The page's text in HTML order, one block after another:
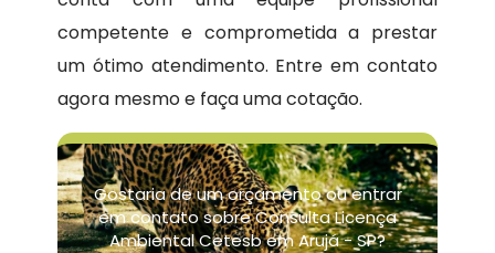
competente e comprometida a prestar
um ótimo atendimento. Entre em contato
agora mesmo e faça uma cotação.
Gostaria de um orçamento ou entrar
em contato sobre Consulta Licença
Ambiental Cetesb em Arujá - SP?